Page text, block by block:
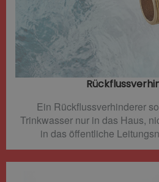
Ein Rückflussverhinderer
Trinkwasser nur in das Haus,
in das öffentliche